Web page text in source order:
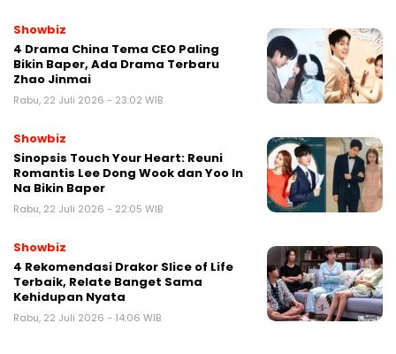
Showbiz
4 Drama China Tema CEO Paling
Bikin Baper, Ada Drama Terbaru
Zhao Jinmai
Rabu, 22 Juli 2026 - 23:02 WIB
Showbiz
Sinopsis Touch Your Heart: Reuni
Romantis Lee Dong Wook dan Yoo In
Na Bikin Baper
Rabu, 22 Juli 2026 - 22:05 WIB
Showbiz
4 Rekomendasi Drakor Slice of Life
Terbaik, Relate Banget Sama
Kehidupan Nyata
Rabu, 22 Juli 2026 - 14:06 WIB